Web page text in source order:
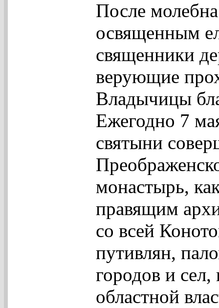
После
освященным
священники
верующие
Владычицы
Ежегодно 7
святыни
монастырь,
правящим
со всей
путивлян,
городов и сел,
областной